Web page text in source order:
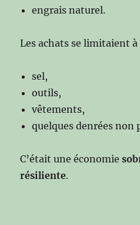
engrais naturel.
Les achats se limitaient à
sel,
outils,
vêtements,
quelques denrées non
C’était une économie
résiliente.